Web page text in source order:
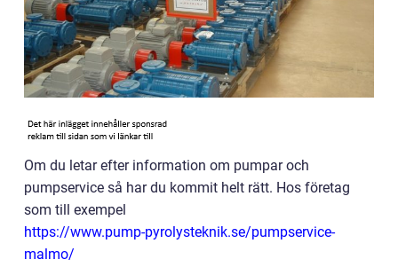
Om du letar efter information om pumpar och
pumpservice så har du kommit helt rätt. Hos företag
som till exempel
https://www.pump-pyrolysteknik.se/pumpservice-
malmo/